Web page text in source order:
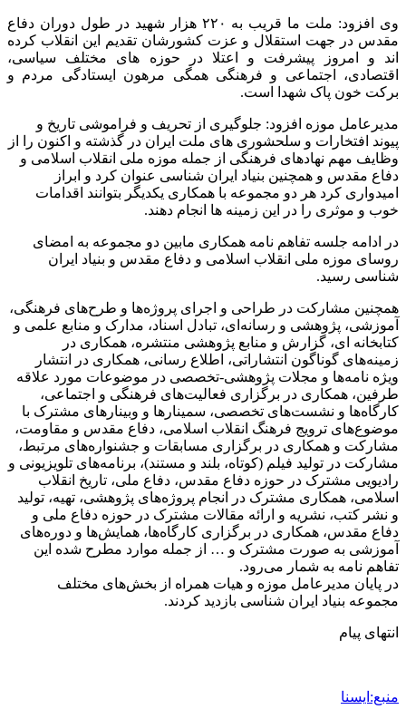
وی افزود: ملت ما قریب به ۲۲۰ هزار شهید در طول دوران دفاع
مقدس در جهت استقلال و عزت کشورشان تقدیم این انقلاب کرده
اند و امروز پیشرفت و اعتلا در حوزه های مختلف سیاسی،
اقتصادی، اجتماعی و فرهنگی همگی مرهون ایستادگی مردم و
برکت خون پاک شهدا است.
مدیرعامل موزه افزود: جلوگیری از تحریف و فراموشی تاریخ و
پیوند افتخارات و سلحشوری های ملت ایران در گذشته و اکنون را از
وظایف مهم نهادهای فرهنگی از جمله موزه ملی انقلاب اسلامی و
دفاع مقدس و همچنین بنیاد ایران شناسی عنوان کرد و ابراز
امیدواری کرد هر دو مجموعه با همکاری یکدیگر بتوانند اقدامات
خوب و موثری را در این زمینه ها انجام دهند.
در ادامه جلسه تفاهم نامه همکاری مابین دو مجموعه به امضای
روسای موزه ملی انقلاب اسلامی و دفاع مقدس و بنیاد ایران
شناسی رسید.
همچنین مشارکت در طراحی و اجرای پروژه‌ها و طرح‌های فرهنگی،
آموزشی، پژوهشی و رسانه‌ای، تبادل اسناد، مدارک و منابع علمی و
کتابخانه ای، گزارش و منابع پژوهشی منتشره، همکاری در
زمینه‌های گوناگون انتشاراتی، اطلاع رسانی، همکاری در انتشار
ویژه نامه‌ها و مجلات پژوهشی-تخصصی در موضوعات مورد علاقه
طرفین، همکاری در برگزاری فعالیت‌های فرهنگی و اجتماعی،
کارگاه‌ها و نشست‌های تخصصی، سمینارها و وبینارهای مشترک با
موضوع‌های ترویج فرهنگ انقلاب اسلامی، دفاع مقدس و مقاومت،
مشارکت و همکاری در برگزاری مسابقات و جشنواره‌های مرتبط،
مشارکت در تولید فیلم (کوتاه، بلند و مستند)، برنامه‌های تلویزیونی و
رادیویی مشترک در حوزه دفاع مقدس، دفاع ملی، تاریخ انقلاب
اسلامی، همکاری مشترک در انجام پروژه‌های پژوهشی، تهیه، تولید
و نشر کتب، نشریه و ارائه مقالات مشترک در حوزه دفاع ملی و
دفاع مقدس، همکاری در برگزاری کارگاه‌ها، همایش‌ها و دوره‌های
آموزشی به صورت مشترک و … از جمله موارد مطرح شده این
تفاهم نامه به شمار می‌رود.
در پایان مدیرعامل موزه و هیات همراه از بخش‌های مختلف
مجموعه بنیاد ایران شناسی بازدید کردند.
انتهای پیام
منبع:ایسنا